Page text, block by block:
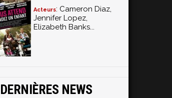
Acteurs: Cameron Diaz,
Jennifer Lopez,
Elizabeth Banks...
NEWS